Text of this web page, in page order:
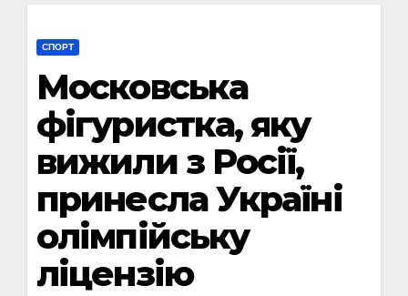
СПОРТ
Московська
фігуристка, яку
вижили з Росії,
принесла Україні
олімпійську
ліцензію